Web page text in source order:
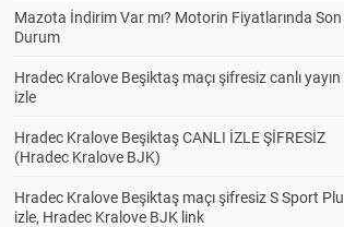
Mazota İndirim Var mı? Motorin Fiyatlarında Son
Durum
Hradec Kralove Beşiktaş maçı şifresiz canlı yayın
izle
Hradec Kralove Beşiktaş CANLI İZLE ŞİFRESİZ
(Hradec Kralove BJK)
Hradec Kralove Beşiktaş maçı şifresiz S Sport
izle, Hradec Kralove BJK link